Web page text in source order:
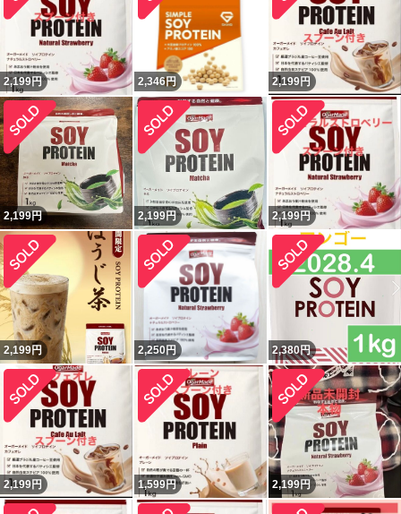
2,199円 2,346円 2,199円
2,199円 2,199円 2,199円
2,199円 2,250 円 2,380円
2,199円 1,599円 2,199円